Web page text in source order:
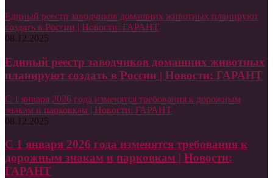
Единый реестр заводчиков домашних животных планируют
создать в России | Новости: ГАРАНТ
08.12.2025
Единый реестр заводчиков домашних животных
планируют создать в России | Новости: ГАРАНТ
С 1 января 2026 года изменятся требования к дорожным
знакам и парковкам | Новости: ГАРАНТ
08.12.2025
С 1 января 2026 года изменятся требования к
дорожным знакам и парковкам | Новости:
ГАРАНТ